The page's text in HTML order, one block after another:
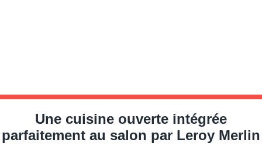
Une cuisine ouverte intégrée
parfaitement au salon par Leroy Merlin